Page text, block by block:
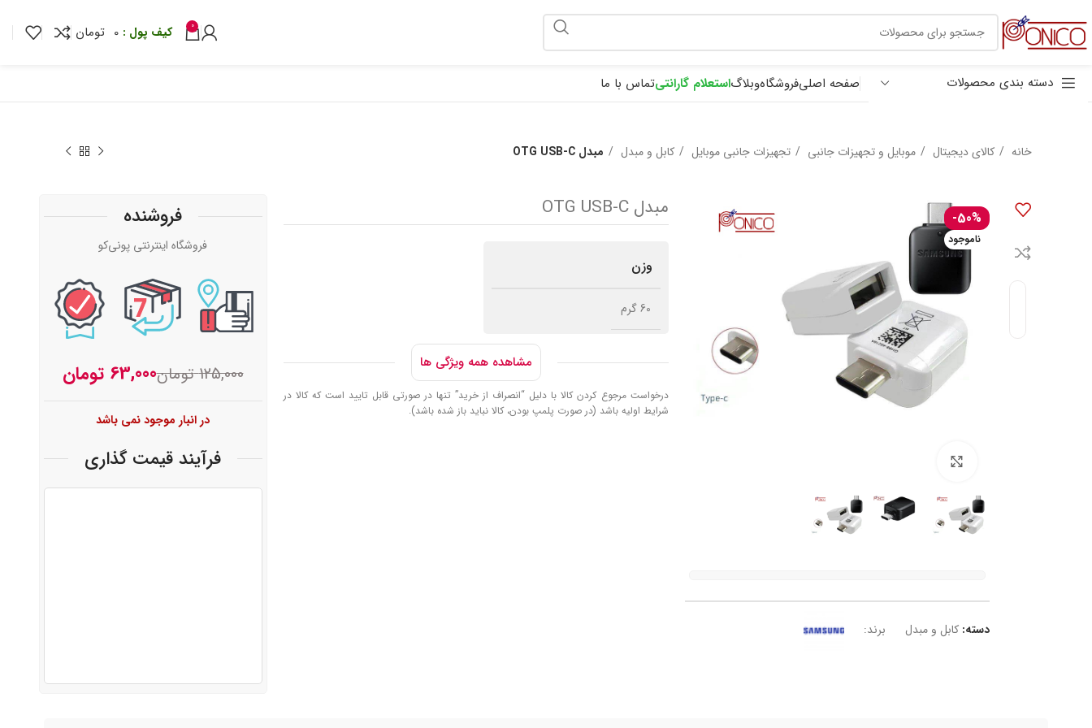
0
0 تومان
دسته بندی محصولات صفحه اصلیفروشگاهوبلاگاستعلام گارانتیتماس با ما
خانه کالای دیجیتال موبایل و تجهیزات جانبی تجهیزات جانبی موبایل کابل و مبدل مبدل OTG USB-C
تومان
تومان
-50%
ناموجود
دسته: کابل و مبدل برند:
مبدل OTG USB-C
وزن
60 گرم
مشاهده همه ویژگی ها
درخواست مرجوع کردن کالا با دلیل “انصراف از خرید” تنها در صورتی قابل تایید است که کالا در
شرایط اولیه باشد (در صورت پلمپ بودن، کالا نباید باز شده باشد).
فروشنده
فروشگاه اینترنتی پونی‌کو
125,000 تومان63,000 تومان
در انبار موجود نمی باشد
فرآیند قیمت گذاری
30 هزار تومان ترب پی